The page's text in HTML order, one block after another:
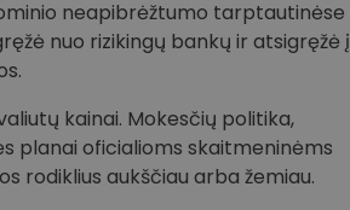
neapibrėžtumo tarptautinėse
nuo rizikingų bankų ir atsigręžė į
kainai. Mokesčių politika,
planai oficialioms skaitmeninėms
rodiklius aukščiau arba žemiau.